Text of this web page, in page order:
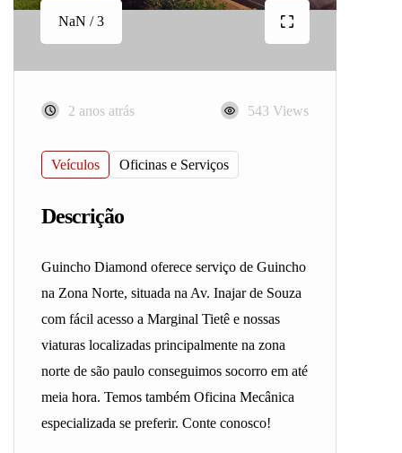
NaN / 3
2 anos atrás 543 Views
Veículos Oficinas e Serviços
Descrição
Guincho Diamond oferece serviço de Guincho
na Zona Norte, situada na Av. Inajar de Souza
com fácil acesso a Marginal Tietê e nossas
viaturas localizadas principalmente na zona
norte de são paulo conseguimos socorro em até
meia hora. Temos também Oficina Mecânica
especializada se preferir. Conte conosco!